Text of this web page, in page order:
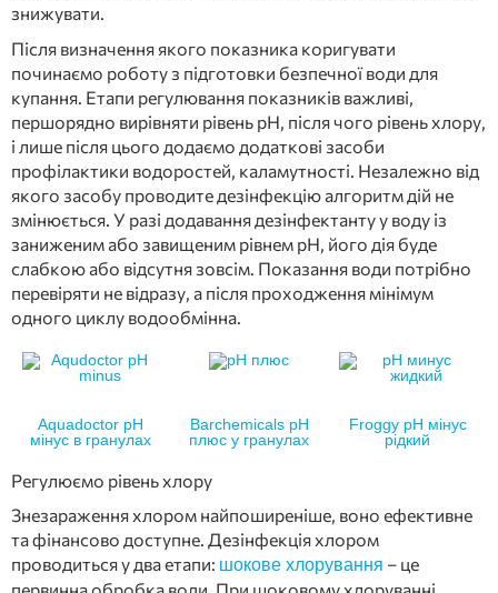
знижувати.
Після визначення якого показника коригувати
починаємо роботу з підготовки безпечної води для
купання. Етапи регулювання показників важливі,
першорядно вирівняти рівень рН, після чого рівень хлору,
і лише після цього додаємо додаткові засоби
профілактики водоростей, каламутності. Незалежно від
якого засобу проводите дезінфекцію алгоритм дій не
змінюється. У разі додавання дезінфектанту у воду із
заниженим або завищеним рівнем рН, його дія буде
слабкою або відсутня зовсім. Показання води потрібно
перевіряти не відразу, а після проходження мінімум
одного циклу водообмінна.
Aquadoctor рН
мінус в гранулах
Barchemicals pH
плюс у гранулах
Froggy pH мінус
рідкий
Регулюємо рівень хлору
Знезараження хлором найпоширеніше, воно ефективне
та фінансово доступне. Дезінфекція хлором
проводиться у два етапи: шокове хлорування – це